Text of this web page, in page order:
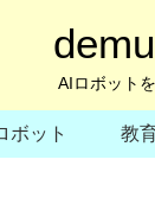
AIロボット
ボット 教